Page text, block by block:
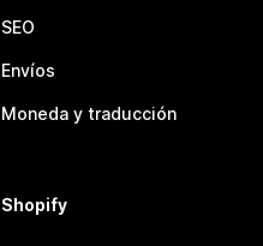
SEO
Envíos
Moneda y traducción
Shopify